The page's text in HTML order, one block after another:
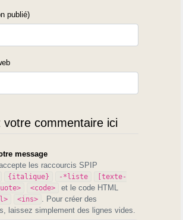
publié)
votre commentaire ici
message
les raccourcis SPIP
{italique} -*liste
[texte-
<code> et le code HTML
<ins>
. Pour créer des
laissez simplement des lignes vides.